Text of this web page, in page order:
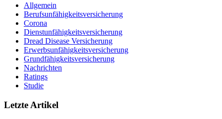
Allgemein
Berufsunfähigkeitsversicherung
Corona
Dienstunfähigkeitsversicherung
Dread Disease Versicherung
Erwerbsunfähigkeitsversicherung
Grundfähigkeitsversicherung
Nachrichten
Ratings
Studie
Letzte Artikel